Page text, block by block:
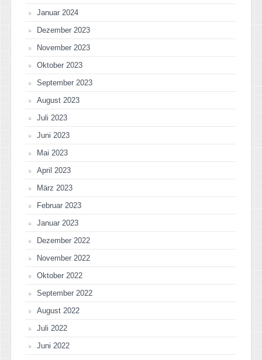
Januar 2024
Dezember 2023
November 2023
Oktober 2023
September 2023
August 2023
Juli 2023
Juni 2023
Mai 2023
April 2023
März 2023
Februar 2023
Januar 2023
Dezember 2022
November 2022
Oktober 2022
September 2022
August 2022
Juli 2022
Juni 2022